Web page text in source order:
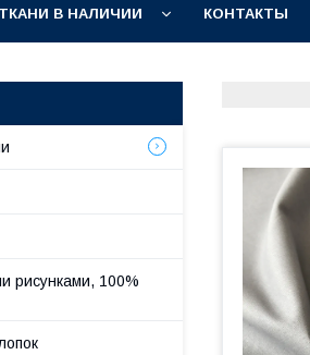
ТКАНИ В НАЛИЧИИ КОНТАКТЫ
рисунками, 100%